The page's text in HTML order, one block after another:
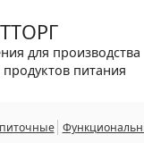
для производства
питания